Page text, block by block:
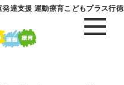
達支援 運動療育こどもプラス行徳